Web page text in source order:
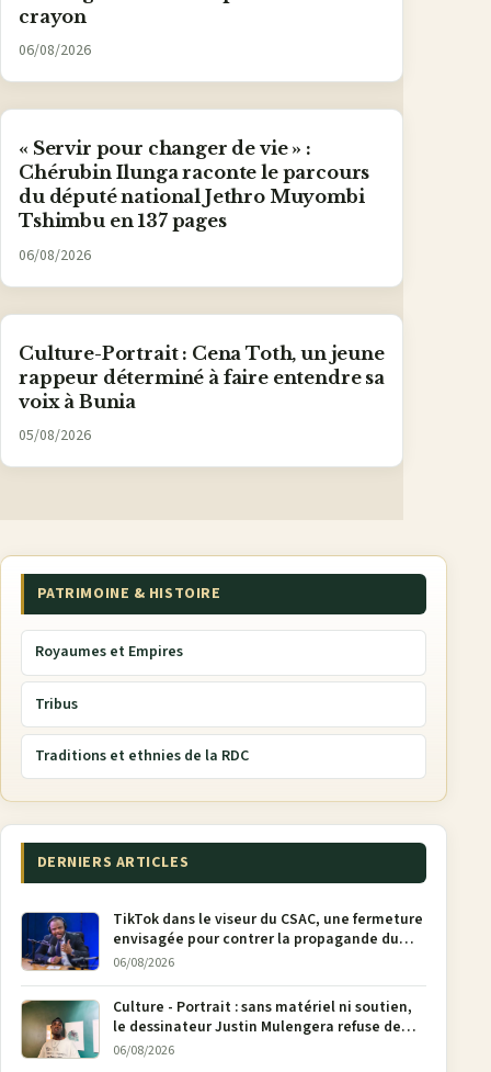
crayon
06/08/2026
« Servir pour changer de vie » :
Chérubin Ilunga raconte le parcours
du député national Jethro Muyombi
Tshimbu en 137 pages
06/08/2026
Culture-Portrait : Cena Toth, un jeune
rappeur déterminé à faire entendre sa
voix à Bunia
05/08/2026
PATRIMOINE & HISTOIRE
Royaumes et Empires
Tribus
Traditions et ethnies de la RDC
DERNIERS ARTICLES
TikTok dans le viseur du CSAC, une fermeture
envisagée pour contrer la propagande du
M23
06/08/2026
Culture - Portrait : sans matériel ni soutien,
le dessinateur Justin Mulengera refuse de
poser son crayon
06/08/2026